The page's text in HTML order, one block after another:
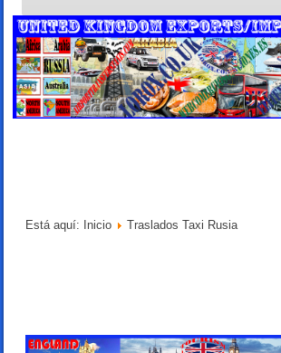
Está aquí: Inicio Traslados Taxi Rusia